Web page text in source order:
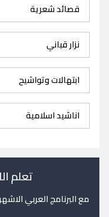
قصائد شعرية
نزار قباني
ابتهالات وتواشيح
اناشيد اسلامية
تعلم
مع البرنامج العربي الاشهر على